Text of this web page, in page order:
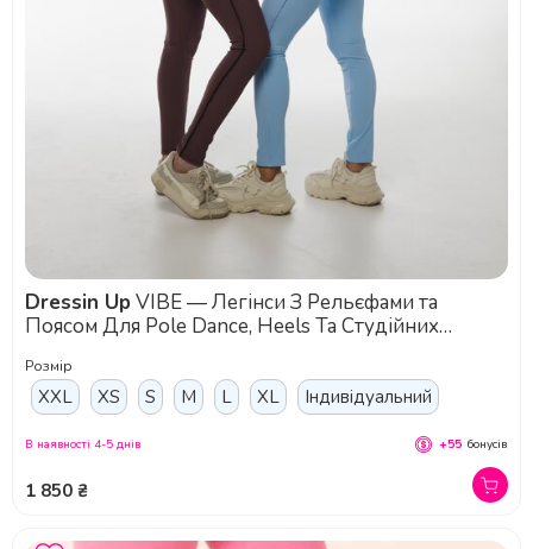
Dressin Up
Поясом Для Pole Dance, Heels Та Студійних
Розмір
XXL XS S M L XL Індивідуальний
1 850 ₴
В наявності 4-5 днів +55 бонусів